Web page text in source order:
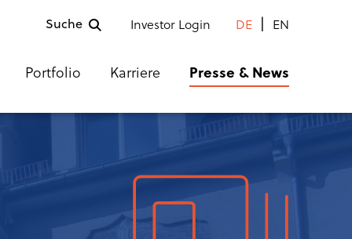
Suche Investor Login DE EN
Portfolio Karriere Presse & News